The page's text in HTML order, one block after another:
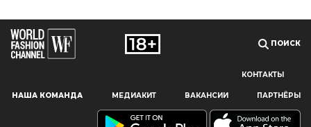
Наш сайт использует файлы cookie и похожие технологии,
пользователям, предоставляя персонализированную
ПОИСК
КОНТАКТЫ
НАША КОМАНДА МЕДИАКИТ ВАКАНСИИ ПАРТНЁРЫ